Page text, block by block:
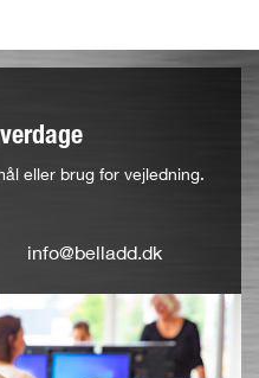
eller brug for vejledning.
info@belladd.dk